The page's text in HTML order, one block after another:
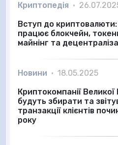
Криптопедія •
Вступ до криптовалюти:
працює блокчейн,
майнінг та
Новини • 18.05.2025
Криптокомпанії Великої
будуть збирати та
транзакції клієнтів
року